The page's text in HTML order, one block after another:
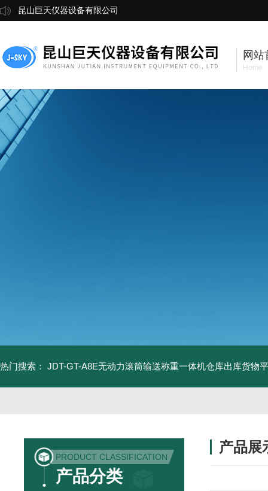
昆山巨天仪器设备有限公司
网站
Home
热门搜索： JDT-GT-A8E无动力滚筒输送称重一体机仓库出库货物
PRODUCT CLASSIFICATION
产品分类
产品展